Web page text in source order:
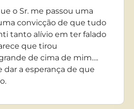
o Sr. me passou uma
convicção de que tudo
tanto alívio em ter falado
que tirou
de cima de mim….
dar a esperança de que